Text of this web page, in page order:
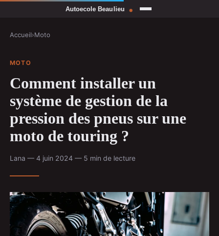
Accueil›Moto
MOTO
Comment installer un
système de gestion de la
pression des pneus sur une
moto de touring ?
Lana — 4 juin 2024 — 5 min de lecture